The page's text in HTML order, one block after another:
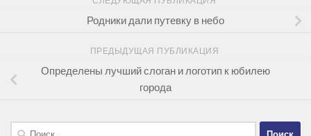
Родники дали путевку в небо
ПРЕДЫДУЩАЯ ПУБЛИКАЦИЯ
Определены лучший слоган и логотип к юбилею
города
Найти: